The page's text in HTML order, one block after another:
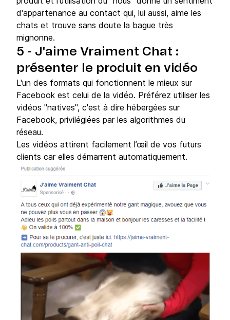
d'appartenance au contact qui, lui aussi, aime les
chats et trouve sans doute la bague très
mignonne.
5 - J'aime Vraiment Chat :
présenter le produit en vidéo
L'un des formats qui fonctionnent le mieux sur
Facebook est celui de la vidéo. Préférez utiliser les
vidéos "natives", c'est à dire hébergées sur
Facebook, privilégiées par les algorithmes du
réseau.
Les vidéos attirent facilement l’œil de vos futurs
clients car elles démarrent automatiquement.